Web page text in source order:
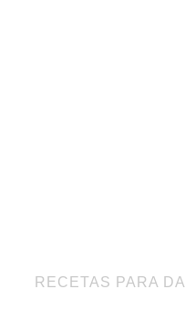
RECETAS PARA